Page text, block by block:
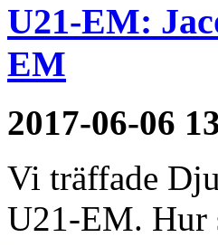
U21-EM:
EM
2017-06-06
Vi träffade
U21-EM. Hur